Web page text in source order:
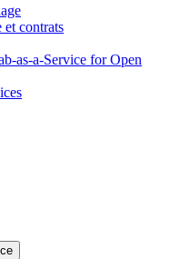
et contrats
as-a-Service for Open